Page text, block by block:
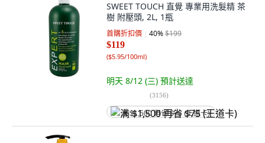
SWEET TOUCH 直覺 專業用洗髮精 茶
樹 附壓頭, 2L, 1瓶
首購折扣價 40%$199
$119
($5.95/100ml)
明天 8/12 (三) 預計送達
(3156)
满 $1,500 再省 $75 (王道卡)